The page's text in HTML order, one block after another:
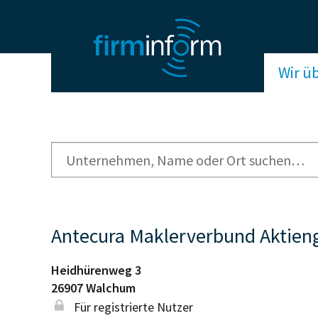
Wir
Antecura Maklerverbund
Heidhürenweg 3
26907Walchum
Für registrierte Nutzer